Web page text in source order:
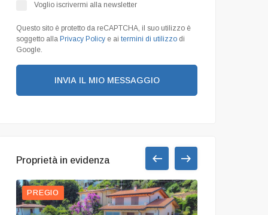
Voglio iscrivermi alla newsletter
Questo sito è protetto da reCAPTCHA, il suo utilizzo è
soggetto alla Privacy Policy e ai termini di utilizzo di
Google.
INVIA IL MIO MESSAGGIO
Proprietà in evidenza
PREGIO